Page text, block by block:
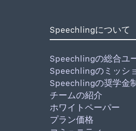
Speechlingについて
Speechlingの総合ユ
Speechlingのミッシ
Speechlingの奨学金
チームの紹介
ホワイトペーパー
プラン価格